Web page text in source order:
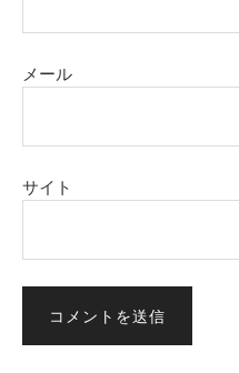
メール
サイト